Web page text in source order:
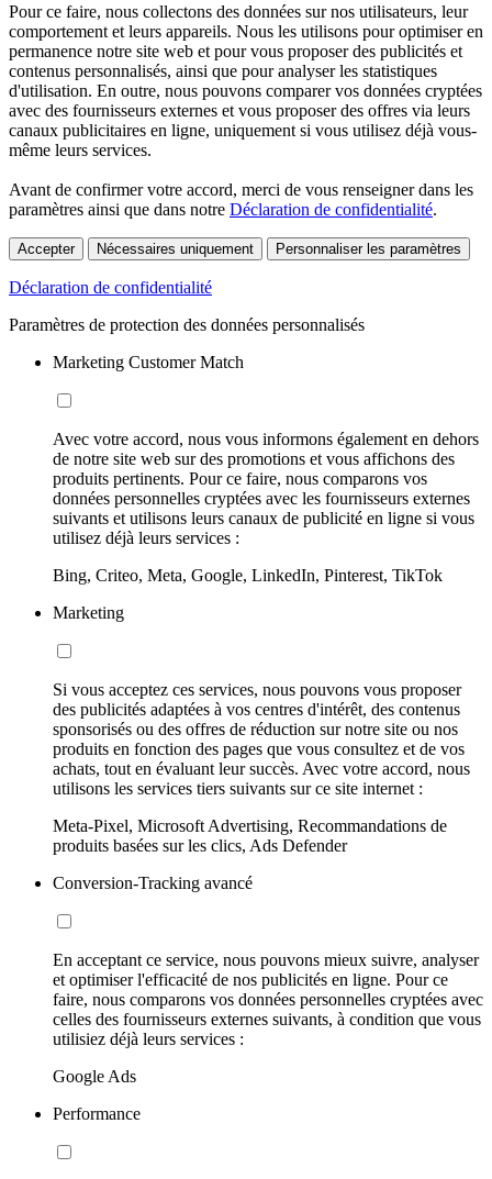
Pour ce faire, nous collectons des données sur nos utilisateurs, leur
comportement et leurs appareils. Nous les utilisons pour optimiser en
permanence notre site web et pour vous proposer des publicités et
contenus personnalisés, ainsi que pour analyser les statistiques
d'utilisation. En outre, nous pouvons comparer vos données cryptées
avec des fournisseurs externes et vous proposer des offres via leurs
canaux publicitaires en ligne, uniquement si vous utilisez déjà vous-
même leurs services.
Avant de confirmer votre accord, merci de vous renseigner dans les
paramètres ainsi que dans notre Déclaration de confidentialité.
Accepter Nécessaires uniquement Personnaliser les paramètres
Déclaration de confidentialité
Paramètres de protection des données personnalisés
Marketing Customer Match
Avec votre accord, nous vous informons également en dehors
de notre site web sur des promotions et vous affichons des
produits pertinents. Pour ce faire, nous comparons vos
données personnelles cryptées avec les fournisseurs externes
suivants et utilisons leurs canaux de publicité en ligne si vous
utilisez déjà leurs services :
Bing, Criteo, Meta, Google, LinkedIn, Pinterest, TikTok
Marketing
Si vous acceptez ces services, nous pouvons vous proposer
des publicités adaptées à vos centres d'intérêt, des contenus
sponsorisés ou des offres de réduction sur notre site ou nos
produits en fonction des pages que vous consultez et de vos
achats, tout en évaluant leur succès. Avec votre accord, nous
utilisons les services tiers suivants sur ce site internet :
Meta-Pixel, Microsoft Advertising, Recommandations de
produits basées sur les clics, Ads Defender
Conversion-Tracking avancé
En acceptant ce service, nous pouvons mieux suivre, analyser
et optimiser l'efficacité de nos publicités en ligne. Pour ce
faire, nous comparons vos données personnelles cryptées avec
celles des fournisseurs externes suivants, à condition que vous
utilisiez déjà leurs services :
Google Ads
Performance